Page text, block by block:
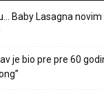
Baby Lasagna
je bio pre pre 60